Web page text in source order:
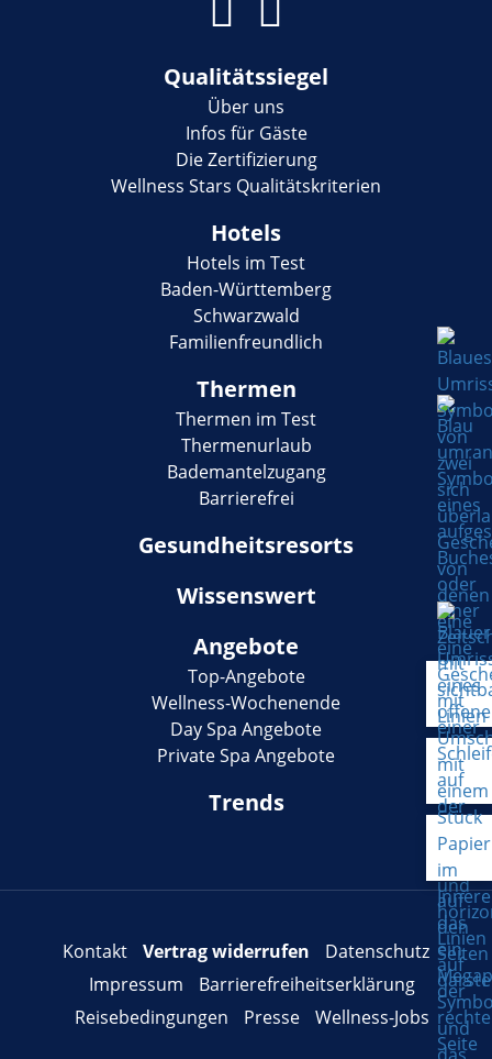
Qualitätssiegel
Über uns
Infos für Gäste
Die Zertifizierung
Wellness Stars Qualitätskriterien
Hotels
Hotels im Test
Baden-Württemberg
Schwarzwald
Familienfreundlich
Thermen
Thermen im Test
Thermenurlaub
Bademantelzugang
Barrierefrei
Gesundheitsresorts
Wissenswert
Angebote
Top-Angebote
Wellness-Wochenende
Day Spa Angebote
Private Spa Angebote
Trends
Kontakt Vertrag widerrufen
Datenschutz
Impressum
Barrierefreiheitserklärung
Reisebedingungen
Presse Wellness-Jobs